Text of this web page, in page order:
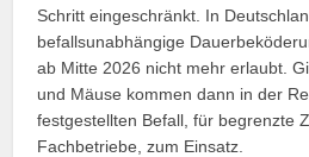
Schritt eingeschränkt. In
befallsunabhängige
ab Mitte 2026 nicht mehr erlaubt.
und Mäuse kommen dann in der
festgestellten Befall, für begrenzte
Fachbetriebe, zum Einsatz.